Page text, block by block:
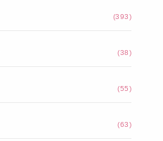
(393)
(38)
(55)
(63)